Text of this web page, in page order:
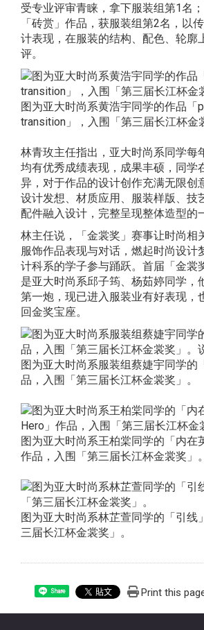
受专业评审青睐，拿下服装组第1名
「砖赏」作品，获服装组第2名，以
计表现，在服装的结构、配色、轮廓
评。
图为亚大时尚系黄浩宇同学的作品「
transition」，入围「第三届长江杯金
林青玫主任指出，亚大时尚系同学每
均有优秀成绩表现，成果丰硕，同学
异，对于作品的设计创作充满无限创
设计发想、材质应用、服装样版、技
配件融入设计，完整呈现整体造型的
林主任说，「金裳奖」赛事让时尚相
服饰作品表现与对话，燃起时尚设计
计科系的学子参与踊跃。首届「金裳
是亚大时尚系邱子筠、杨茹婷同学，
第一炮，现已进入服装业有好表现，
回金奖宝座。
图为亚大时尚系服装组蔡婕宇同学的
品，入围「第三届长江杯金裳奖」。
图为亚大时尚系王柏棠同学的「内在
作品，入围「第三届长江杯金裳奖」。
图为亚大时尚系林芷萱同学的「引线
三届长江杯金裳奖」。
Share Print this